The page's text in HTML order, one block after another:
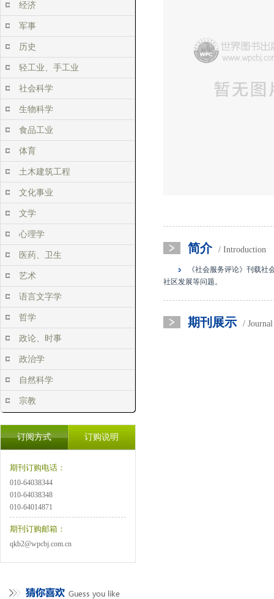
经济
军事
历史
轻工业、手工业
社会科学
生物科学
食品工业
体育
土木建筑工程
文化事业
文学
心理学
医药、卫生
艺术
语言文字学
哲学
政论、时事
政治学
自然科学
宗教
订阅方式 订购说明
期刊订购电话：
010-64038344
010-64038348
010-64014871
期刊订购邮箱：
qkb2@wpcbj.com.cn
简介 / Introduction
《社会服务评论》刊载
社区发展等问题。
期刊展示 /